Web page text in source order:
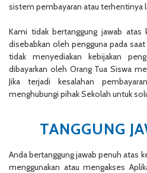
sistem pembayaran atau terhentinya
Kami tidak bertanggung jawab atas
disebabkan oleh pengguna pada
tidak menyediakan kebijakan
dibayarkan oleh Orang Tua Siswa
Jika terjadi kesalahan
menghubungi pihak Sekolah untuk
TANGGUNG
Anda bertanggung jawab penuh atas
menggunakan atau mengakses